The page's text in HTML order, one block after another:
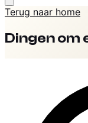
Terug naar home
Dingen om